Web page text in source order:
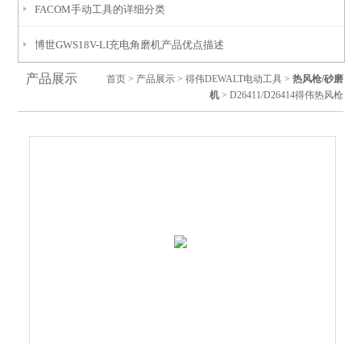
FACOM手动工具的详细分类
博世GWS18V-LI充电角磨机产品优点描述
产品展示 首页> 产品展示> 得伟DEWALT电动工具> 热风枪/砂磨
机> D26411/D26414得伟热风枪